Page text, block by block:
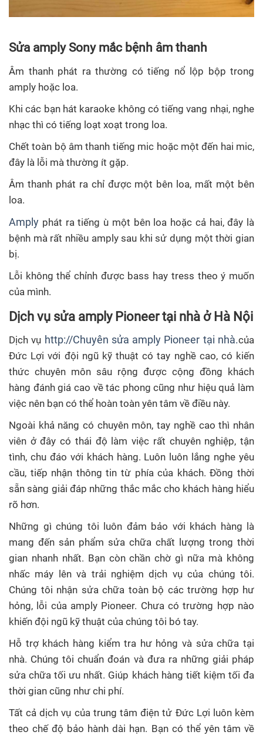
Sửa amply Sony mắc bệnh âm thanh
Âm thanh phát ra thường có tiếng nổ lộp bộp trong
amply hoặc loa.
Khi các bạn hát karaoke không có tiếng vang nhại, nghe
nhạc thì có tiếng loạt xoạt trong loa.
Chết toàn bộ âm thanh tiếng mic hoặc một đến hai mic,
đây là lỗi mà thường ít gặp.
Âm thanh phát ra chỉ được một bên loa, mất một bên
loa.
Amply phát ra tiếng ù một bên loa hoặc cả hai, đây là
bệnh mà rất nhiều amply sau khi sử dụng một thời gian
bị.
Lỗi không thể chỉnh được bass hay tress theo ý muốn
của mình.
Dịch vụ sửa amply Pioneer tại nhà ở Hà Nội
Dịch vụ http://Chuyên sửa amply Pioneer tại nhà.của
Đức Lợi với đội ngũ kỹ thuật có tay nghề cao, có kiến
thức chuyên môn sâu rộng được cộng đồng khách
hàng đánh giá cao về tác phong cũng như hiệu quả làm
việc nên bạn có thể hoàn toàn yên tâm về điều này.
Ngoài khả năng có chuyên môn, tay nghề cao thì nhân
viên ở đây có thái độ làm việc rất chuyên nghiệp, tận
tình, chu đáo với khách hàng. Luôn luôn lắng nghe yêu
cầu, tiếp nhận thông tin từ phía của khách. Đồng thời
sẵn sàng giải đáp những thắc mắc cho khách hàng hiểu
rõ hơn.
Những gì chúng tôi luôn đảm bảo với khách hàng là
mang đến sản phẩm sửa chữa chất lượng trong thời
gian nhanh nhất. Bạn còn chần chờ gì nữa mà không
nhấc máy lên và trải nghiệm dịch vụ của chúng tôi.
Chúng tôi nhận sửa chữa toàn bộ các trường hợp hư
hỏng, lỗi của amply Pioneer. Chưa có trường hợp nào
khiến đội ngũ kỹ thuật của chúng tôi bó tay.
Hỗ trợ khách hàng kiểm tra hư hỏng và sửa chữa tại
nhà. Chúng tôi chuẩn đoán và đưa ra những giải pháp
sửa chữa tối ưu nhất. Giúp khách hàng tiết kiệm tối đa
thời gian cũng như chi phí.
Tất cả dịch vụ của trung tâm điện tử Đức Lợi luôn kèm
theo chế độ bảo hành dài hạn. Bạn có thể yên tâm về